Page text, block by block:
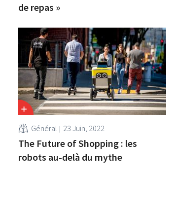
de repas »
Général 23 Juin, 2022
The Future of Shopping : les
robots au-delà du mythe